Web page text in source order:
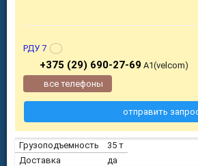
Грузоподъемность
35 т
Доставка
да
РДУ 7
+375 (29) 690-27-69А1(velcom)
все телефоны
отправить